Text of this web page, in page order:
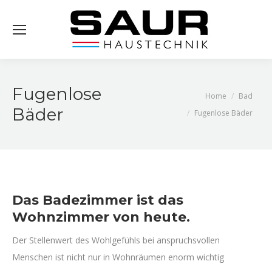
Fugenlose
Bäder
Home
Bad
Fugenlose Bäder
Das Badezimmer ist das
Wohnzimmer von heute.
Der Stellenwert des Wohlgefühls bei anspruchsvollen
Menschen ist nicht nur in Wohnräumen enorm wichtig